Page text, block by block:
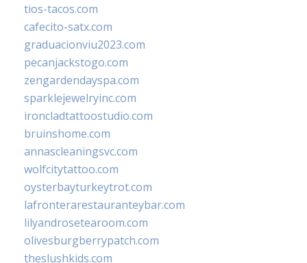
tios-tacos.com
cafecito-satx.com
graduacionviu2023.com
pecanjackstogo.com
zengardendayspa.com
sparklejewelryinc.com
ironcladtattoostudio.com
bruinshome.com
annascleaningsvc.com
wolfcitytattoo.com
oysterbayturkeytrot.com
lafronterarestauranteybar.com
lilyandrosetearoom.com
olivesburgberrypatch.com
theslushkids.com